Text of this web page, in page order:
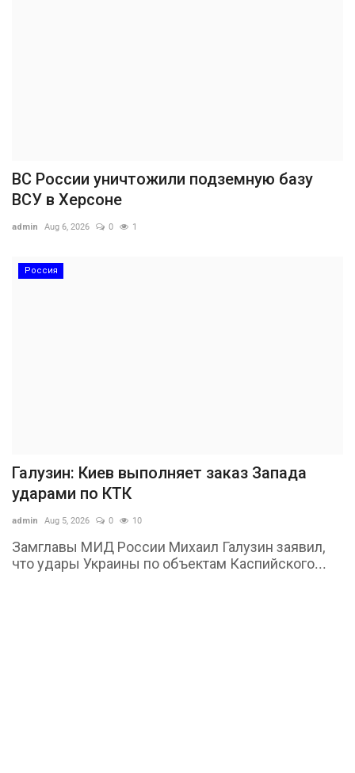
ВС России уничтожили подземную базу
ВСУ в Херсоне
admin Aug 6, 2026 0 1
Россия
Галузин: Киев выполняет заказ Запада
ударами по КТК
admin Aug 5, 2026 0 10
Замглавы МИД России Михаил Галузин заявил,
что удары Украины по объектам Каспийского...